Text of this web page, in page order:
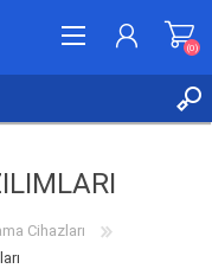
(0)
Cihazları